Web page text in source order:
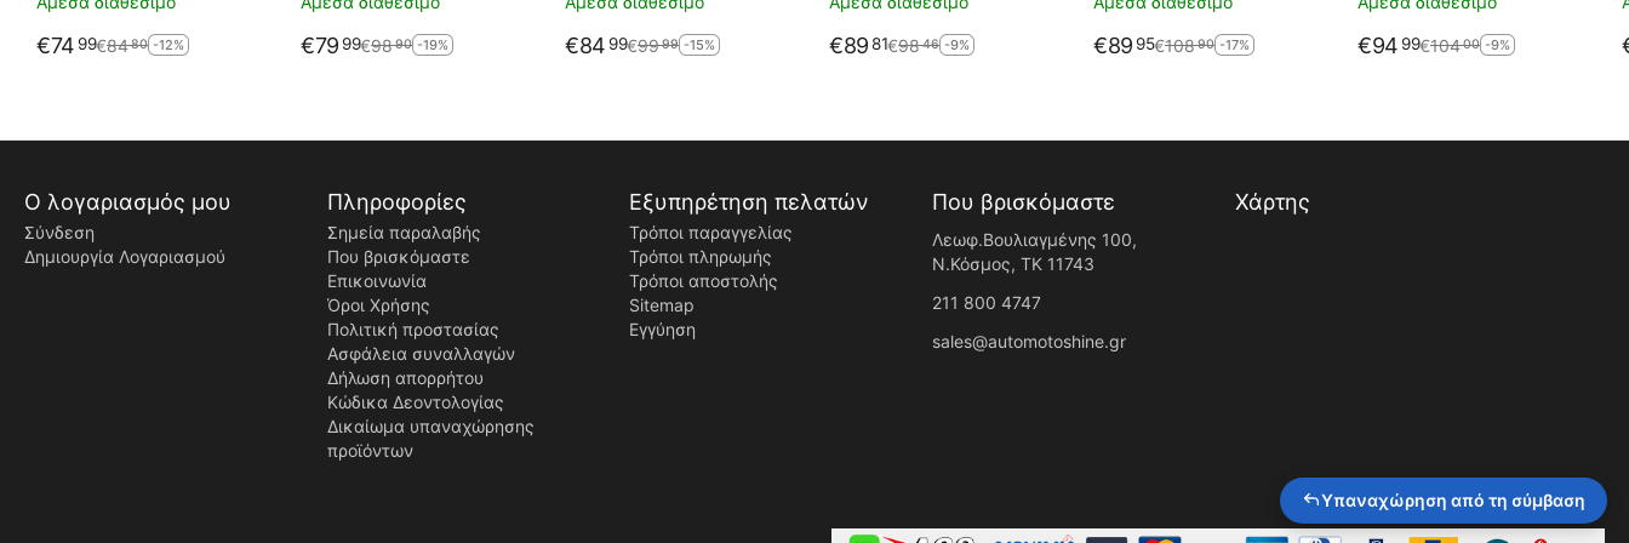
€74 99€8480 -12% €79 99€9890 -19% €84 99€9999 -15% €8981€9846 -9% €89 95€10890 -17% €94 99€10400 -9%
Ο λογαριασμός μου
Σύνδεση
Δημιουργία Λογαριασμού
Πληροφορίες
Σημεία παραλαβής
Που βρισκόμαστε
Επικοινωνία
Όροι Χρήσης
Πολιτική προστασίας
Ασφάλεια συναλλαγών
Δήλωση απορρήτου
Κώδικα Δεοντολογίας
Δικαίωμα υπαναχώρησης
προϊόντων
Εξυπηρέτηση πελατών
Τρόποι παραγγελίας
Τρόποι πληρωμής
Τρόποι αποστολής
Sitemap
Εγγύηση
Που βρισκόμαστε
Λεωφ.Βουλιαγμένης 100,
Ν.Κόσμος, ΤK 11743
211 800 4747
sales@automotoshine.gr
Χάρτης
Υπαναχώρηση από τη σύμβαση